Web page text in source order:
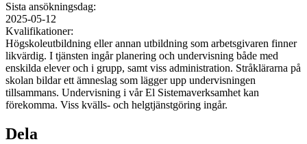
Sista ansökningsdag:
2025-05-12
Kvalifikationer:
Högskoleutbildning eller annan utbildning som arbetsgivaren finner
likvärdig. I tjänsten ingår planering och undervisning både med
enskilda elever och i grupp, samt viss administration. Stråklärarna på
skolan bildar ett ämneslag som lägger upp undervisningen
tillsammans. Undervisning i vår El Sistemaverksamhet kan
förekomma. Viss kvälls- och helgtjänstgöring ingår.
Dela